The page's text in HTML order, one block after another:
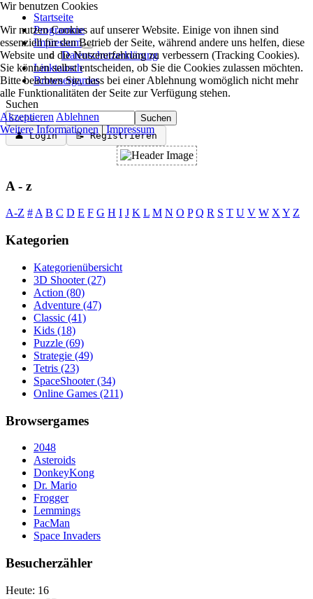
Startseite
Programme
Impressum
Datenschutzerklärung
Linktausch
Browsergames
Suchen
Suchen
👤 Login
📝 Registrieren
A - z
A-Z #A B C D E F G H I J K L M N O P Q R S T U V W XY Z
Kategorien
Kategorienübersicht
3D Shooter(27)
Action (80)
Adventure (47)
Classic (41)
Kids (18)
Puzzle (69)
Strategie (49)
Tetris (23)
SpaceShooter(34)
Online Games (211)
Browsergames
2048
Asteroids
DonkeyKong
Dr. Mario
Frogger
Lemmings
PacMan
Space Invaders
Besucherzähler
Heute: 16
Wir benutzen Cookies
Wir nutzen Cookies auf unserer Website. Einige von ihnen sind
essenziell für den Betrieb der Seite, während andere uns helfen, diese
Website und die Nutzererfahrung zu verbessern (Tracking Cookies).
Sie können selbst entscheiden, ob Sie die Cookies zulassen möchten.
Bitte beachten Sie, dass bei einer Ablehnung womöglich nicht mehr
alle Funktionalitäten der Seite zur Verfügung stehen.
Akzeptieren Ablehnen
Weitere Informationen|Impressum